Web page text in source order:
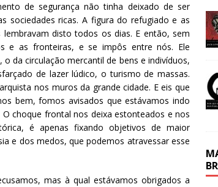
de segurança não tinha deixado de ser
sociedades ricas. A figura do refugiado e as
disto todos os dias. E então, sem
e as fronteiras, e se impôs entre nós. Ele
da circulação mercantil de bens e indivíduos,
de lazer lúdico, o turismo de massas.
nos muros da grande cidade. E eis que
bem, fomos avisados que estávamos indo
choque frontal nos deixa estonteados e nos
é apenas fixando objetivos de maior
e dos medos, que podemos atravessar esse
mas à qual estávamos obrigados a